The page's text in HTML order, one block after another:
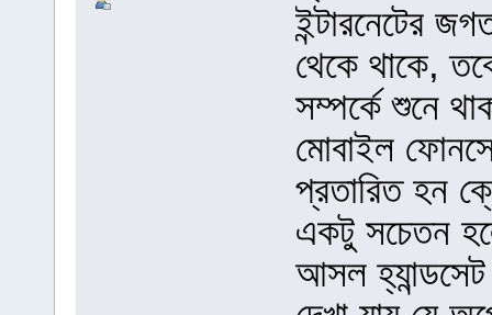
ইন্টারনেটের
থেকে থাকে,
সম্পর্কে শুনে
মোবাইল
প্রতারিত হন
একটু সচেতন
আসল